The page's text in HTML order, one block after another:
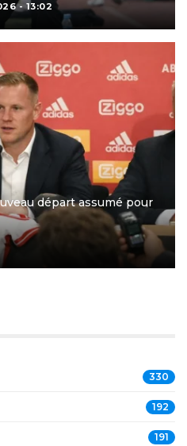
- 13:02
départ assumé pour
330
192
191